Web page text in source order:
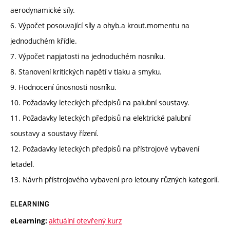
aerodynamické síly.
6. Výpočet posouvající síly a ohyb.a krout.momentu na
jednoduchém křídle.
7. Výpočet napjatosti na jednoduchém nosníku.
8. Stanovení kritických napětí v tlaku a smyku.
9. Hodnocení únosnosti nosníku.
10. Požadavky leteckých předpisů na palubní soustavy.
11. Požadavky leteckých předpisů na elektrické palubní
soustavy a soustavy řízení.
12. Požadavky leteckých předpisů na přístrojové vybavení
letadel.
13. Návrh přístrojového vybavení pro letouny různých kategorií.
ELEARNING
eLearning: aktuální otevřený kurz